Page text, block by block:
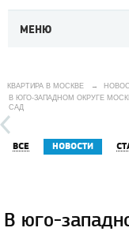
МЕНЮ
КВАРТИРА В МОСКВЕ →
В ЮГО-ЗАПАДНОМ ОКРУГЕ
САД
ВСЕ НОВОСТИ
В юго-